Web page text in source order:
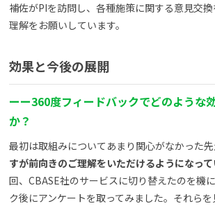
補佐がPIを訪問し、各種施策に関する意見交
理解をお願いしています。
効果と今後の展開
ーー360度フィードバックでどのような
か？
最初は取組みについてあまり関心がなかった先
すが前向きのご理解をいただけるようになって
回、CBASE社のサービスに切り替えたのを機
ク後にアンケートを取ってみました。それら